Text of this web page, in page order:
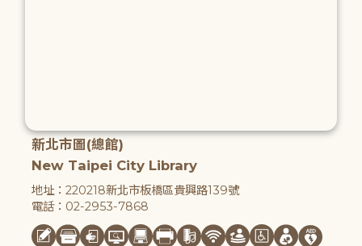
新北市圖(總館)
New Taipei City Library
地址：220218新北市板橋區貴興路139號
電話：02-2953-7868